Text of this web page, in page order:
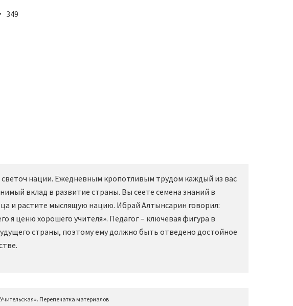
349
светоч нации. Ежедневным кропотливым трудом каждый из вас
вклад в развитие страны. Вы сеете семена знаний в
и растите мыслящую нацию. Ибрай Алтынсарин говорил:
я ценю хорошего учителя». Педагог – ключевая фигура в
страны, поэтому ему должно быть отведено достойное
Перепечатка материалов